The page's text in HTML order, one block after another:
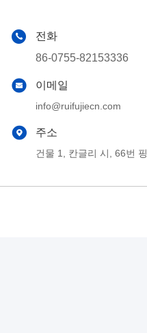
전화
86-0755-82153336
이메일
info@ruifujiecn.com
주소
건물 1, 칸글리 시, 66번